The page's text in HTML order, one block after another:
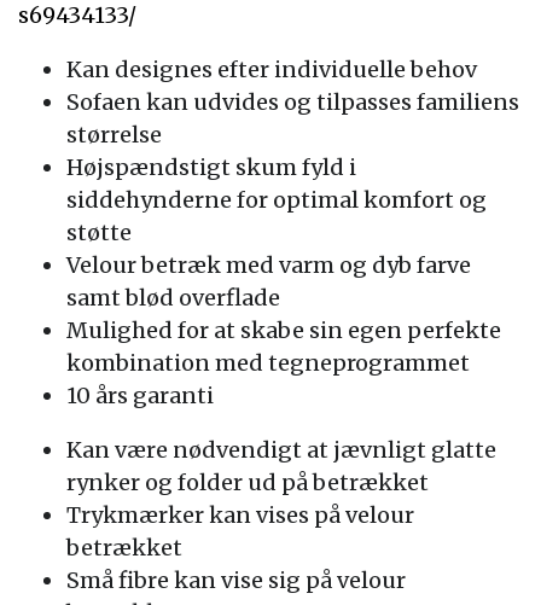
s69434133/
Kan designes efter individuelle behov
Sofaen kan udvides og tilpasses familiens
størrelse
Højspændstigt skum fyld i
siddehynderne for optimal komfort og
støtte
Velour betræk med varm og dyb farve
samt blød overflade
Mulighed for at skabe sin egen perfekte
kombination med tegneprogrammet
10 års garanti
Kan være nødvendigt at jævnligt glatte
rynker og folder ud på betrækket
Trykmærker kan vises på velour
betrækket
Små fibre kan vise sig på velour